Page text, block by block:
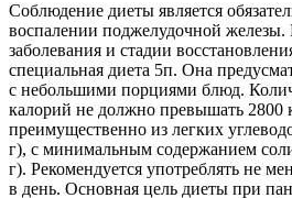
Соблюдение диеты является
воспалении поджелудочной железы.
заболевания и стадии
специальная диета 5п. Она
с небольшими порциями блюд.
калорий не должно превышать 2800
преимущественно из легких
г), с минимальным содержанием
г). Рекомендуется употреблять не
в день. Основная цель диеты при